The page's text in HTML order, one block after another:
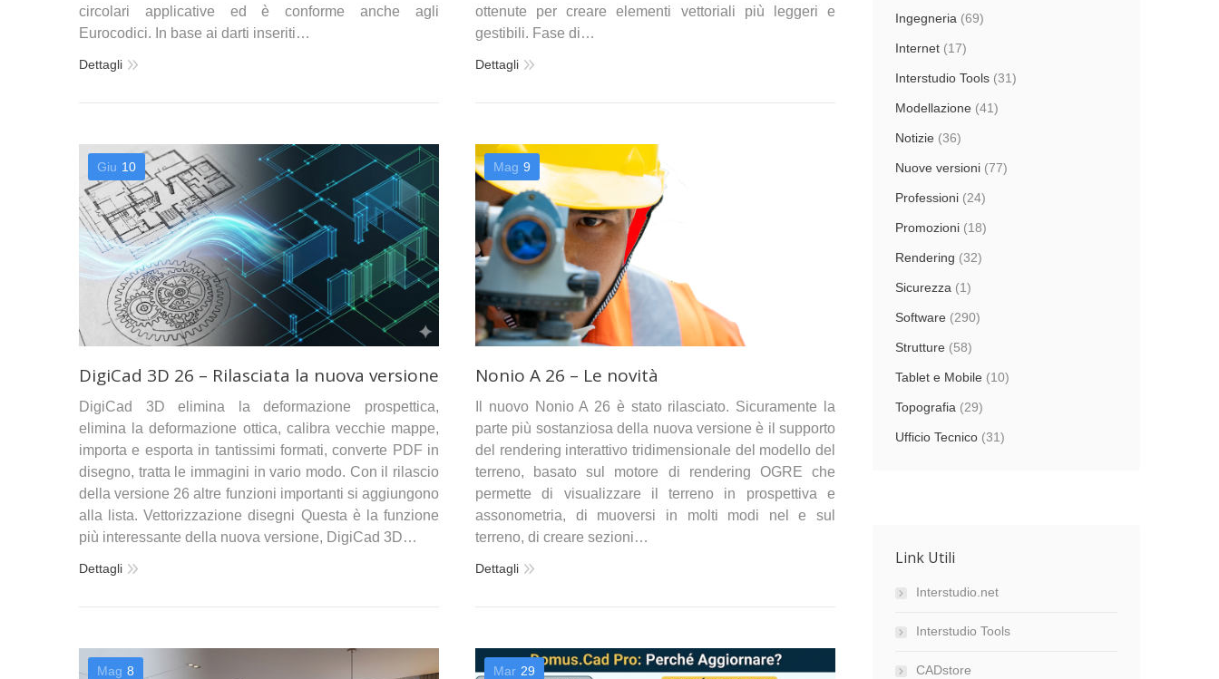
circolari applicative ed è conforme anche agli
Eurocodici. In base ai darti inseriti…
Dettagli
ottenute per creare elementi vettoriali più leggeri e
gestibili. Fase di…
Dettagli
Giu 10
DigiCad 3D 26 – Rilasciata la nuova versione
DigiCad 3D elimina la deformazione prospettica,
elimina la deformazione ottica, calibra vecchie mappe,
importa e esporta in tantissimi formati, converte PDF in
disegno, tratta le immagini in vario modo. Con il rilascio
della versione 26 altre funzioni importanti si aggiungono
alla lista. Vettorizzazione disegni Questa è la funzione
più interessante della nuova versione, DigiCad 3D…
Dettagli
Mag 9
Nonio A 26 – Le novità
Il nuovo Nonio A 26 è stato rilasciato. Sicuramente la
parte più sostanziosa della nuova versione è il supporto
del rendering interattivo tridimensionale del modello del
terreno, basato sul motore di rendering OGRE che
permette di visualizzare il terreno in prospettiva e
assonometria, di muoversi in molti modi nel e sul
terreno, di creare sezioni…
Dettagli
Mag 8 Mar 29
Ingegneria (69)
Internet (17)
Interstudio Tools (31)
Modellazione (41)
Notizie (36)
Nuove versioni (77)
Professioni (24)
Promozioni (18)
Rendering (32)
Sicurezza (1)
Software (290)
Strutture (58)
Tablet e Mobile (10)
Topografia (29)
Ufficio Tecnico (31)
Link Utili
Interstudio.net
Interstudio Tools
CADstore